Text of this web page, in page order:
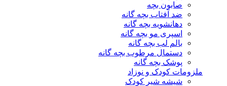
صابون بچه
ضد آفتاب بچه گانه
دهانشویه بچه گانه
اسپری مو بچه گانه
بالم لب بچه گانه
دستمال مرطوب بچه گانه
پوشک بچه گانه
ملزومات کودک و نوزاد
شیشه شیر کودک